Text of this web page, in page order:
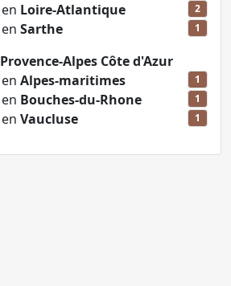
Loire-Atlantique 2
Sarthe 1
Alpes Côte d'Azur
Alpes-maritimes 1
Bouches-du-Rhone 1
Vaucluse 1